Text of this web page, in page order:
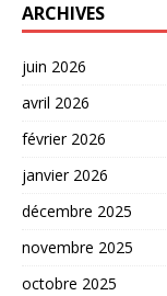
ARCHIVES
juin 2026
avril 2026
février 2026
janvier 2026
décembre 2025
novembre 2025
octobre 2025